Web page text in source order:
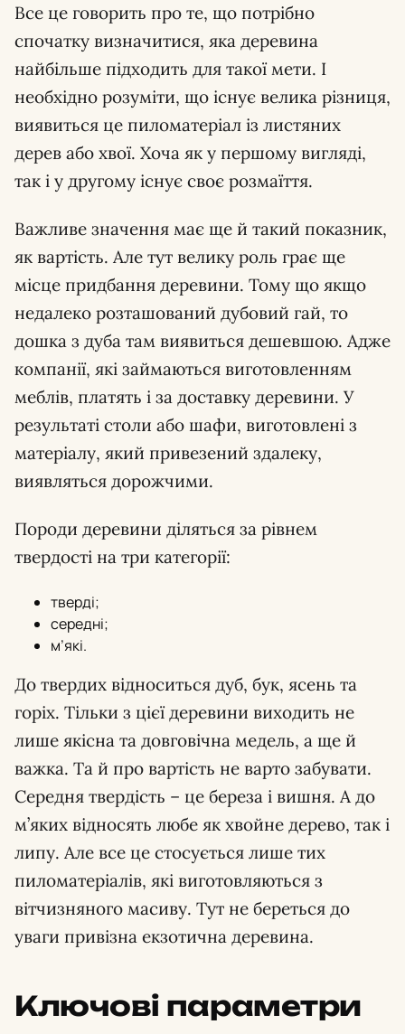
Все це говорить про те, що потрібно
спочатку визначитися, яка деревина
найбільше підходить для такої мети. І
необхідно розуміти, що існує велика різниця,
виявиться це пиломатеріал із листяних
дерев або хвої. Хоча як у першому вигляді,
так і у другому існує своє розмаїття.
Важливе значення має ще й такий показник,
як вартість. Але тут велику роль грає ще
місце придбання деревини. Тому що якщо
недалеко розташований дубовий гай, то
дошка з дуба там виявиться дешевшою. Адже
компанії, які займаються виготовленням
меблів, платять і за доставку деревини. У
результаті столи або шафи, виготовлені з
матеріалу, який привезений здалеку,
виявляться дорожчими.
Породи деревини діляться за рівнем
твердості на три категорії:
тверді;
середні;
м’які.
До твердих відноситься дуб, бук, ясень та
горіх. Тільки з цієї деревини виходить не
лише якісна та довговічна медель, а ще й
важка. Та й про вартість не варто забувати.
Середня твердість – це береза і вишня. А до
м’яких відносять любе як хвойне дерево, так і
липу. Але все це стосується лише тих
пиломатеріалів, які виготовляються з
вітчизняного масиву. Тут не береться до
уваги привізна екзотична деревина.
Ключові параметри